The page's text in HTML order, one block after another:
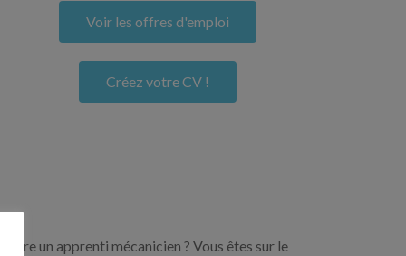
Voir les offres d'emploi
Créez votre CV !
un apprenti mécanicien ? Vous êtes sur le